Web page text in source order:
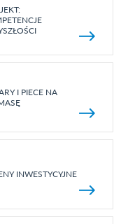
I PIECE NA
INWESTYCYJNE